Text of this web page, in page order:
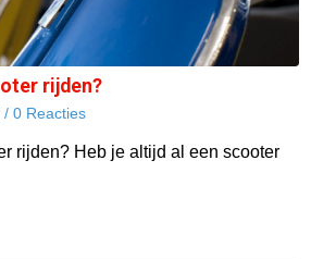
rijden?
/ 0 Reacties
rijden? Heb je altijd al een scooter